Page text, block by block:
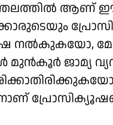
ആണ് ഈ
നൽകുകയോ, മേൽ
മുൻ‌കൂർ ജാമ്യ